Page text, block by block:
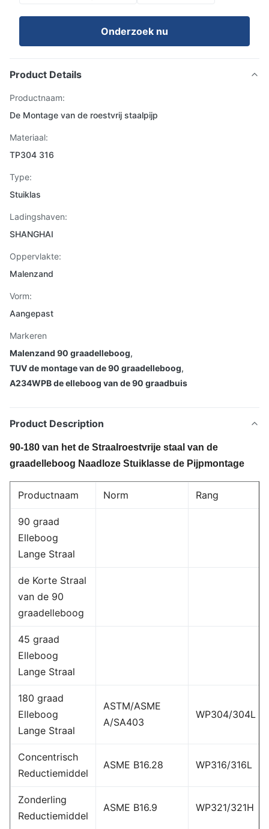
Onderzoek nu
Product Details
Productnaam:
De Montage van de roestvrij staalpijp
Materiaal:
TP304 316
Type:
Stuiklas
Ladingshaven:
SHANGHAI
Oppervlakte:
Malenzand
Vorm:
Aangepast
Markeren
Malenzand 90 graadelleboog,
TUV de montage van de 90 graadelleboog,
A234WPB de elleboog van de 90 graadbuis
Product Description
90-180 van het de Straalroestvrije staal van de
graadelleboog Naadloze Stuiklasse de Pijpmontage
Productnaam Norm Rang
90 graad
Elleboog
Lange Straal
de Korte Straal
van de 90
graadelleboog
45 graad
Elleboog
Lange Straal
180 graad
Elleboog
Lange Straal
ASTM/ASME
A/SA403
WP304/304L
Concentrisch
Reductiemiddel
ASME B16.28 WP316/316L
Zonderling
Reductiemiddel
ASME B16.9 WP321/321H